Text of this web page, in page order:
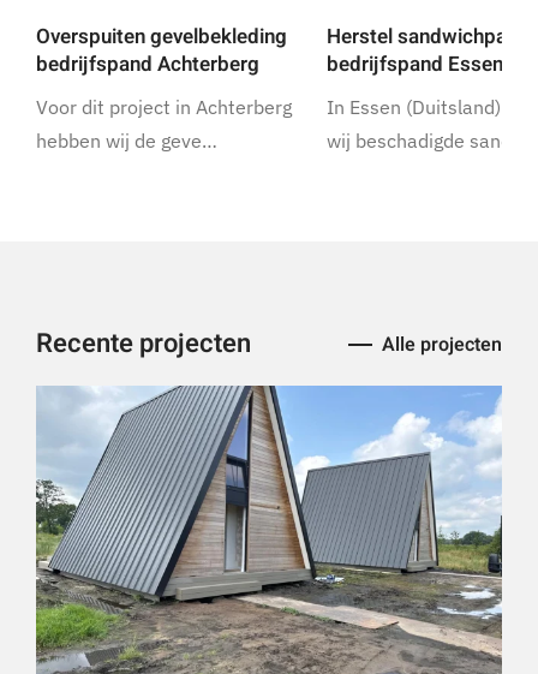
Overspuiten gevelbekleding
bedrijfspand Achterberg
Voor dit project in Achterberg
hebben wij de geve…
Herstel
bedrijfspand Essen
In Essen (Duitsland)
wij beschadigde
Recente projecten Alle projecten